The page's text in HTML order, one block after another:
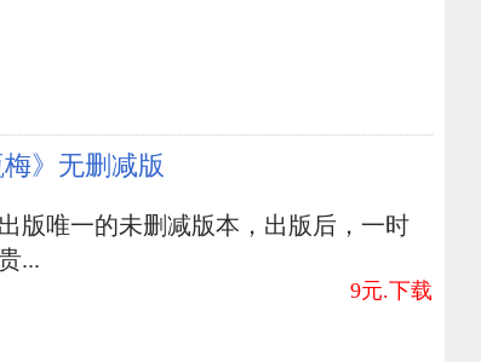
梅》无删减版
版唯一的未删减版本，出版后，一时
...
9元.下载